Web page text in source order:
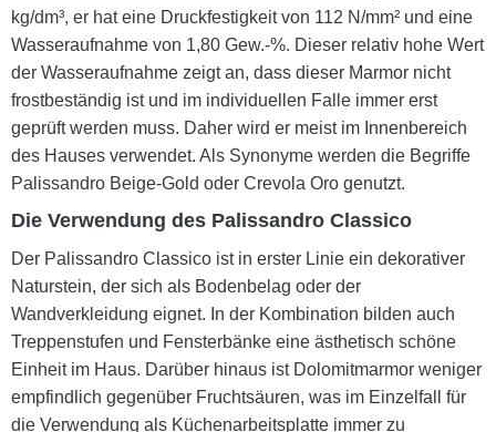
kg/dm³, er hat eine Druckfestigkeit von 112 N/mm² und eine
Wasseraufnahme von 1,80 Gew.-%. Dieser relativ hohe Wert
der Wasseraufnahme zeigt an, dass dieser Marmor nicht
frostbeständig ist und im individuellen Falle immer erst
geprüft werden muss. Daher wird er meist im Innenbereich
des Hauses verwendet. Als Synonyme werden die Begriffe
Palissandro Beige-Gold oder Crevola Oro genutzt.
Die Verwendung des Palissandro Classico
Der Palissandro Classico ist in erster Linie ein dekorativer
Naturstein, der sich als Bodenbelag oder der
Wandverkleidung eignet. In der Kombination bilden auch
Treppenstufen und Fensterbänke eine ästhetisch schöne
Einheit im Haus. Darüber hinaus ist Dolomitmarmor weniger
empfindlich gegenüber Fruchtsäuren, was im Einzelfall für
die Verwendung als Küchenarbeitsplatte immer zu